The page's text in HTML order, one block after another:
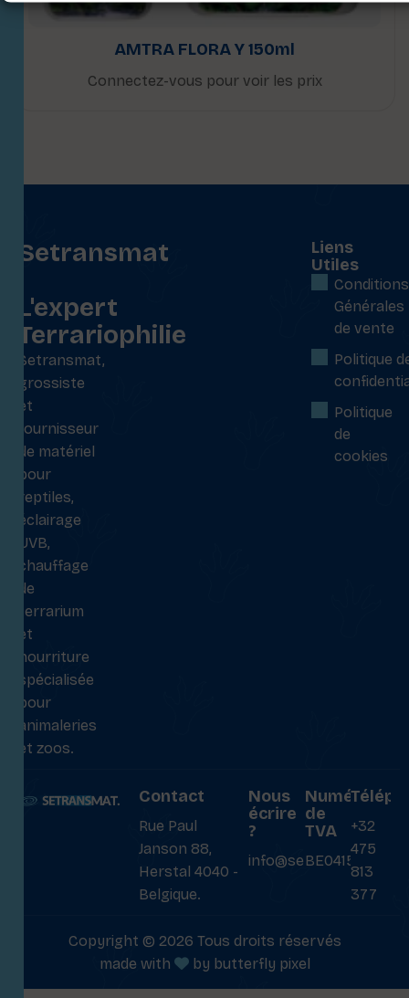
AMTRA FLORA Y 150ml
Connectez-vous pour voir les prix
Setransmat
L'expert
Terrariophilie
Setransmat,
grossiste
et
fournisseur
de matériel
pour
reptiles,
éclairage
UVB,
chauffage
de
terrarium
et
nourriture
spécialisée
pour
animaleries
et zoos.
Liens
Utiles
Conditions
Générales
de vente
Politique
Politique
de
cookies
Contact
Rue Paul
Janson 88,
Herstal 4040 -
Belgique.
Nous
écrire
?
info@setransmat.com
Numéro
de
TVA
BE0415027069
+32
475
813
377
Copyright © 2026 Tous droits réservés
made with
by butterfly pixel